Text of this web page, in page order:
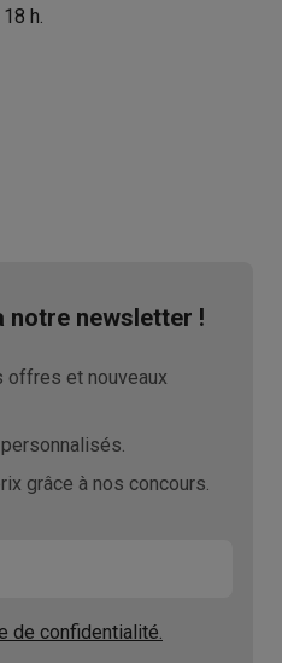
h.
notre newsletter !
offres et nouveaux
grâce à nos concours.
de confidentialité.